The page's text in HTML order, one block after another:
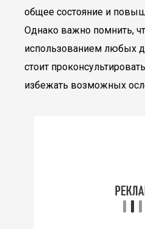
общее состояние и
Однако важно помнить,
использованием любых
стоит
избежать возможных